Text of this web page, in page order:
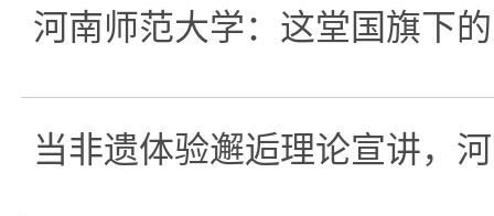
河南师范大学：这堂国旗下
当非遗体验邂逅理论宣讲，